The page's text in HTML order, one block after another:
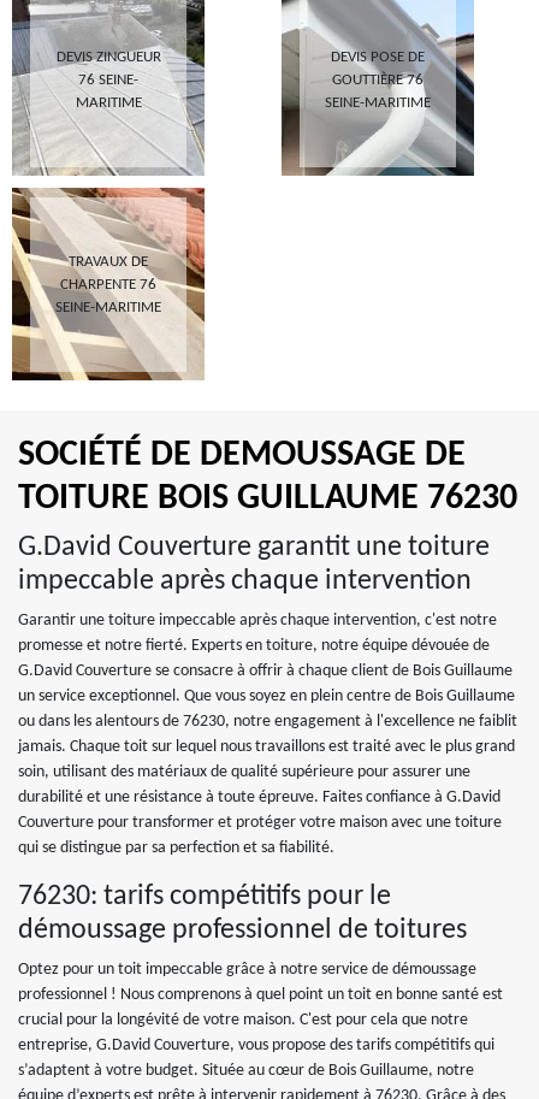
DEVIS ZINGUEUR
76 SEINE-
MARITIME
DEVIS POSE DE
GOUTTIÈRE 76
SEINE-MARITIME
TRAVAUX DE
CHARPENTE 76
SEINE-MARITIME
SOCIÉTÉ DE DEMOUSSAGE DE
TOITURE BOIS GUILLAUME 76230
G.David Couverture garantit une toiture
impeccable après chaque intervention
Garantir une toiture impeccable après chaque intervention, c'est notre
promesse et notre fierté. Experts en toiture, notre équipe dévouée de
G.David Couverture se consacre à offrir à chaque client de Bois Guillaume
un service exceptionnel. Que vous soyez en plein centre de Bois Guillaume
ou dans les alentours de 76230, notre engagement à l'excellence ne faiblit
jamais. Chaque toit sur lequel nous travaillons est traité avec le plus grand
soin, utilisant des matériaux de qualité supérieure pour assurer une
durabilité et une résistance à toute épreuve. Faites confiance à G.David
Couverture pour transformer et protéger votre maison avec une toiture
qui se distingue par sa perfection et sa fiabilité.
76230: tarifs compétitifs pour le
démoussage professionnel de toitures
Optez pour un toit impeccable grâce à notre service de démoussage
professionnel ! Nous comprenons à quel point un toit en bonne santé est
crucial pour la longévité de votre maison. C'est pour cela que notre
entreprise, G.David Couverture, vous propose des tarifs compétitifs qui
s’adaptent à votre budget. Située au cœur de Bois Guillaume, notre